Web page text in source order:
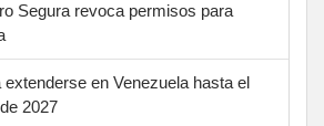
Segura revoca permisos para
extenderse en Venezuela hasta el
2027